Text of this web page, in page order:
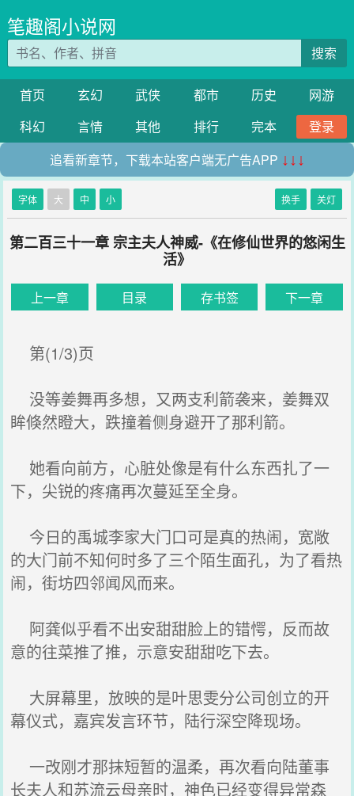
笔趣阁小说网
搜索
首页 玄幻 武侠 都市 历史
网游
科幻
言情 其他 排行 完本
登录
追看新章节，下载本站客户端无广告APP ↓↓↓
字体 大 中 小 换手 关灯
第二百三十一章 宗主夫人神威-《在修仙世界的悠闲生
活》
上一章 目录 存书签 下一章
第(1/3)页
没等姜舞再多想，又两支利箭袭来，姜舞双
眸倏然瞪大，跌撞着侧身避开了那利箭。
她看向前方，心脏处像是有什么东西扎了一
下，尖锐的疼痛再次蔓延至全身。
今日的禹城李家大门口可是真的热闹，宽敞
的大门前不知何时多了三个陌生面孔，为了看热
闹，街坊四邻闻风而来。
阿龚似乎看不出安甜甜脸上的错愕，反而故
意的往菜推了推，示意安甜甜吃下去。
大屏幕里，放映的是叶思雯分公司创立的开
幕仪式，嘉宾发言环节，陆行深空降现场。
一改刚才那抹短暂的温柔，再次看向陆董事
长夫人和苏流云母亲时，神色已经变得异常森